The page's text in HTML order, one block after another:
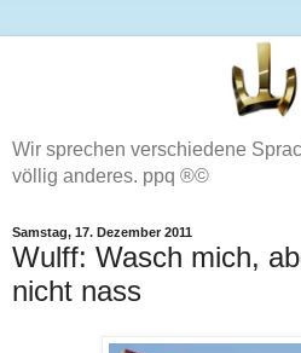
Wir sprechen verschiedene
völlig anderes. ppq ®©
Samstag, 17. Dezember 2011
Wulff: Wasch mich,
nicht nass